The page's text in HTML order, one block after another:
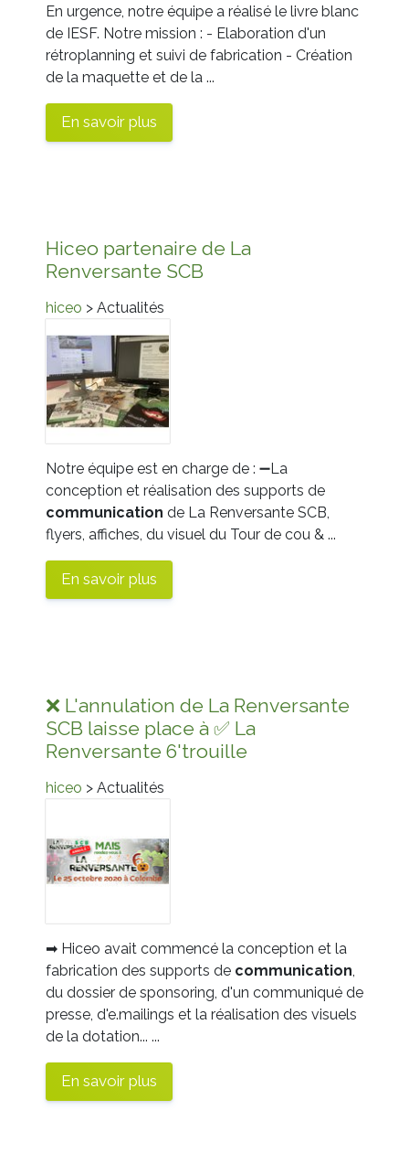
En urgence, notre équipe a réalisé le livre blanc
de IESF. Notre mission : - Elaboration d'un
rétroplanning et suivi de fabrication - Création
de la maquette et de la ...
En savoir plus
Hiceo partenaire de La
Renversante SCB
hiceo > Actualités
Notre équipe est en charge de : ➖La
conception et réalisation des supports de
communication de La Renversante SCB,
flyers, affiches, du visuel du Tour de cou & ...
En savoir plus
❌ L'annulation de La Renversante
SCB laisse place à ✅ La
Renversante 6'trouille
hiceo > Actualités
➡ Hiceo avait commencé la conception et la
fabrication des supports de communication,
du dossier de sponsoring, d'un communiqué de
presse, d'e.mailings et la réalisation des visuels
de la dotation... ...
En savoir plus